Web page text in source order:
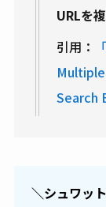
URLを
引用：
Search
＼シュワッ